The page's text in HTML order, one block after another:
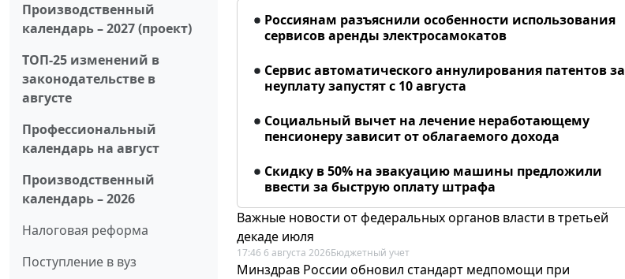
Производственный
календарь – 2027 (проект)
ТОП-25 изменений в
законодательстве в
августе
Профессиональный
календарь на август
Производственный
календарь – 2026
Налоговая реформа
Поступление в вуз
Россиянам разъяснили особенности использования
сервисов аренды электросамокатов
Сервис автоматического аннулирования патентов за
неуплату запустят с 10 августа
Социальный вычет на лечение неработающему
пенсионеру зависит от облагаемого дохода
Скидку в 50% на эвакуацию машины предложили
ввести за быструю оплату штрафа
Важные новости от федеральных органов власти в третьей
декаде июля
17:46 6 августа 2026Бюджетный учет
Минздрав России обновил стандарт медпомощи при